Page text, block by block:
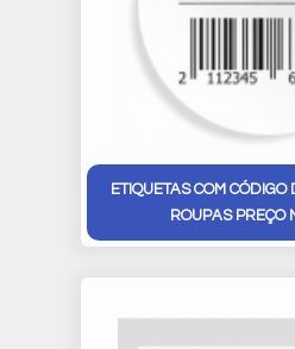
ETIQUETAS COM
ROUPAS PREÇO